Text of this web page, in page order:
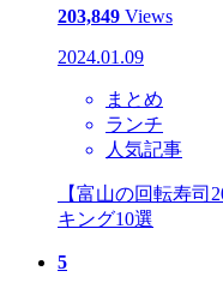
203,849 Views
2024.01.09
まとめ
ランチ
人気記事
【富山の回転寿司
キング10選
5